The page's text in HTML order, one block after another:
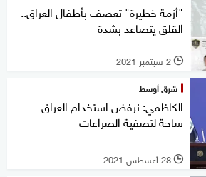
"أزمة خطيرة" تعصف بأطفال العراق..
القلق يتصاعد بشدة
l 2 سبتمبر 2021
شرق أوسط
الكاظمي: نرفض استخدام العراق
ساحة لتصفية الصراعات
l 28 أغسطس 2021